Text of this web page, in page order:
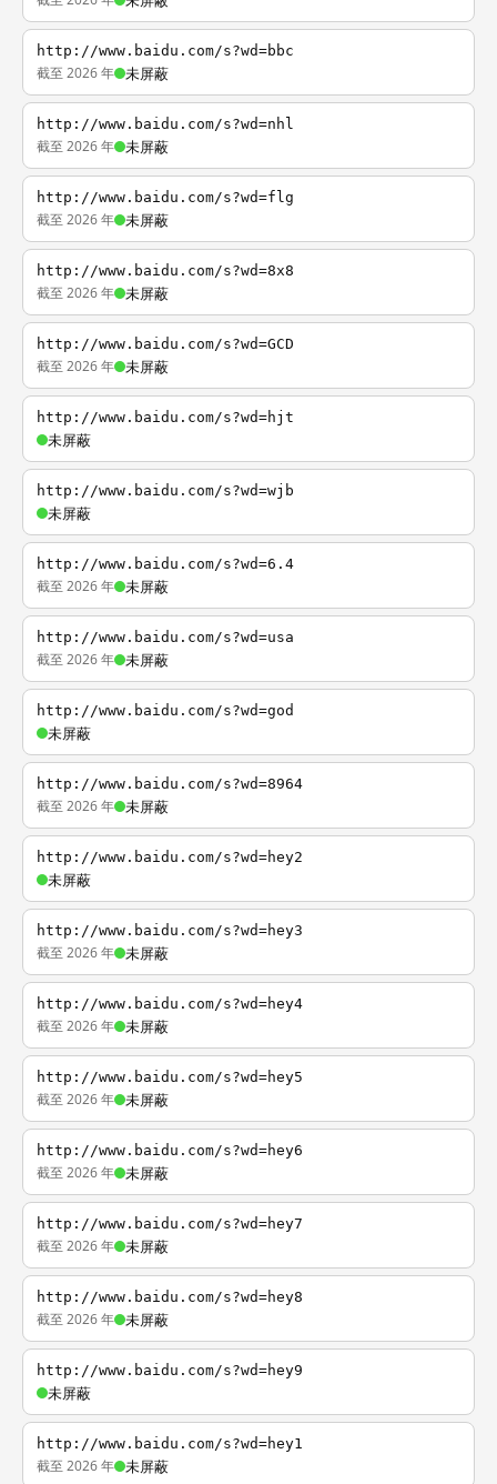
http://www.baidu.com/s?wd=bbc
截至 2026 年 未屏蔽
http://www.baidu.com/s?wd=nhl
截至 2026 年 未屏蔽
http://www.baidu.com/s?wd=flg
截至 2026 年 未屏蔽
http://www.baidu.com/s?wd=8x8
截至 2026 年 未屏蔽
http://www.baidu.com/s?wd=GCD
截至 2026 年 未屏蔽
http://www.baidu.com/s?wd=hjt
未屏蔽
http://www.baidu.com/s?wd=wjb
未屏蔽
http://www.baidu.com/s?wd=6.4
截至 2026 年 未屏蔽
http://www.baidu.com/s?wd=usa
截至 2026 年 未屏蔽
http://www.baidu.com/s?wd=god
未屏蔽
http://www.baidu.com/s?wd=8964
截至 2026 年 未屏蔽
http://www.baidu.com/s?wd=hey2
未屏蔽
http://www.baidu.com/s?wd=hey3
截至 2026 年 未屏蔽
http://www.baidu.com/s?wd=hey4
截至 2026 年 未屏蔽
http://www.baidu.com/s?wd=hey5
截至 2026 年 未屏蔽
http://www.baidu.com/s?wd=hey6
截至 2026 年 未屏蔽
http://www.baidu.com/s?wd=hey7
截至 2026 年 未屏蔽
http://www.baidu.com/s?wd=hey8
截至 2026 年 未屏蔽
http://www.baidu.com/s?wd=hey9
未屏蔽
http://www.baidu.com/s?wd=hey1
截至 2026 年 未屏蔽